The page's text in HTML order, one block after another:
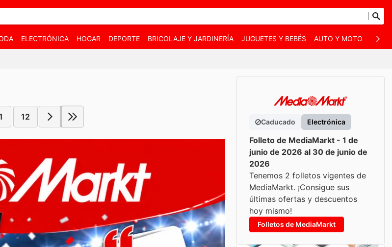
ELECTRÓNICA HOGAR DEPORTE BRICOLAJE Y JARDINERÍA JUGUETES Y BEBÉS AUTO Y MOTO
12
Caducado Electrónica
Folleto de MediaMarkt - 1 de
junio de 2026 al 30 de junio de
2026
Tenemos 2 folletos vigentes de
MediaMarkt. ¡Consigue sus
últimas ofertas y descuentos
hoy mismo!
Folletos de MediaMarkt